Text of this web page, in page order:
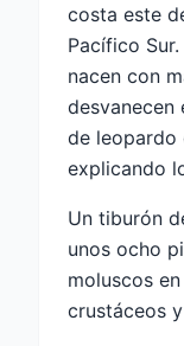
costa este
Pacífico
nacen con
desvanecen
de leopardo
explicando
Un tiburón
unos ocho
moluscos
crustáceos